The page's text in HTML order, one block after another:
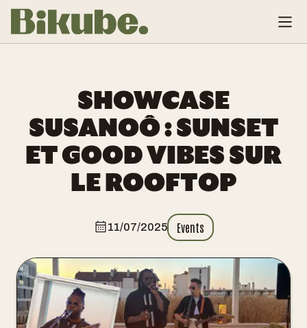
SHOWCASE
SUSANOÔ : SUNSET
ET GOOD VIBES SUR
LE ROOFTOP
11/07/2025 Events